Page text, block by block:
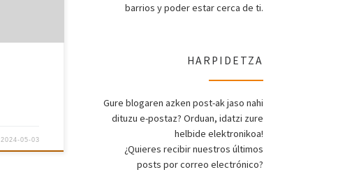
2024-05-03
barrios y poder estar cerca de ti.
HARPIDETZA
Gure blogaren azken post-ak jaso nahi
dituzu e-postaz? Orduan, idatzi zure
helbide elektronikoa!
¿Quieres recibir nuestros últimos
posts por correo electrónico?